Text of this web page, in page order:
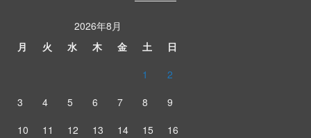
2026年8月
月
火 水 木 金 土
日
1
2
3
4 5 6 7 8
9
10
11 12 13 14 15
16